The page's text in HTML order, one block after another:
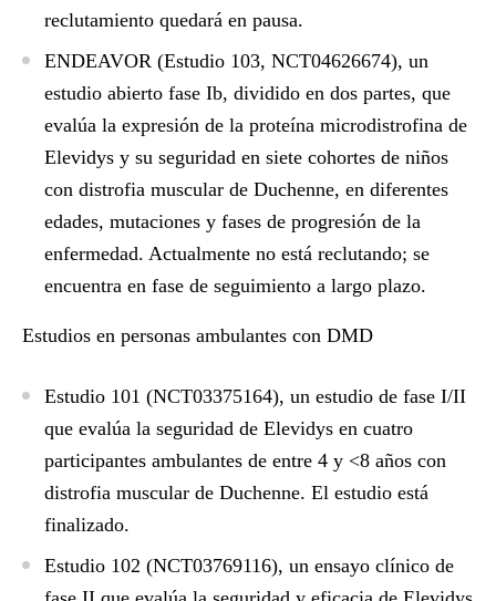
reclutamiento quedará en pausa.
ENDEAVOR (Estudio 103, NCT04626674), un
estudio abierto fase Ib, dividido en dos partes, que
evalúa la expresión de la proteína microdistrofina de
Elevidys y su seguridad en siete cohortes de niños
con distrofia muscular de Duchenne, en diferentes
edades, mutaciones y fases de progresión de la
enfermedad. Actualmente no está reclutando; se
encuentra en fase de seguimiento a largo plazo.
Estudios en personas ambulantes con DMD
Estudio 101 (NCT03375164), un estudio de fase I/II
que evalúa la seguridad de Elevidys en cuatro
participantes ambulantes de entre 4 y <8 años con
distrofia muscular de Duchenne. El estudio está
finalizado.
Estudio 102 (NCT03769116), un ensayo clínico de